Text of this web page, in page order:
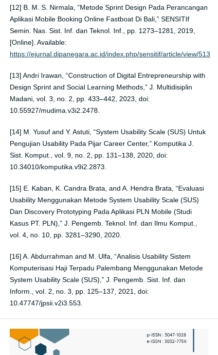
[12] B. M. S. Nirmala, “Metode Sprint Design Pada Perancangan
Aplikasi Mobile Booking Online Fastboat Di Bali,” SENSITIf
Semin. Nas. Sist. Inf. dan Teknol. Inf., pp. 1273–1281, 2019,
[Online]. Available:
https://ejurnal.dipanegara.ac.id/index.php/sensitif/article/view/513
[13] Andri Irawan, “Construction of Digital Entrepreneurship with
Design Sprint and Social Learning Methods,” J. Multidisiplin
Madani, vol. 3, no. 2, pp. 433–442, 2023, doi:
10.55927/mudima.v3i2.2478.
[14] M. Yusuf and Y. Astuti, “System Usability Scale (SUS) Untuk
Pengujian Usability Pada Pijar Career Center,” Komputika J.
Sist. Komput., vol. 9, no. 2, pp. 131–138, 2020, doi:
10.34010/komputika.v9i2.2873.
[15] E. Kaban, K. Candra Brata, and A. Hendra Brata, “Evaluasi
Usability Menggunakan Metode System Usability Scale (SUS)
Dan Discovery Prototyping Pada Aplikasi PLN Mobile (Studi
Kasus PT. PLN),” J. Pengemb. Teknol. Inf. dan Ilmu Komput.,
vol. 4, no. 10, pp. 3281–3290, 2020.
[16] A. Abdurrahman and M. Ulfa, “Analisis Usability Sistem
Komputerisasi Haji Terpadu Palembang Menggunakan Metode
System Usability Scale (SUS),” J. Pengemb. Sist. Inf. dan
Inform., vol. 2, no. 3, pp. 125–137, 2021, doi:
10.47747/jpsii.v2i3.553.